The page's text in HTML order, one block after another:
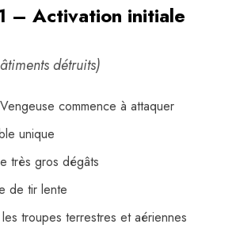
– Activation initiale
détruits)
commence à attaquer
unique
très gros dégâts
de tir lente
troupes terrestres et aériennes